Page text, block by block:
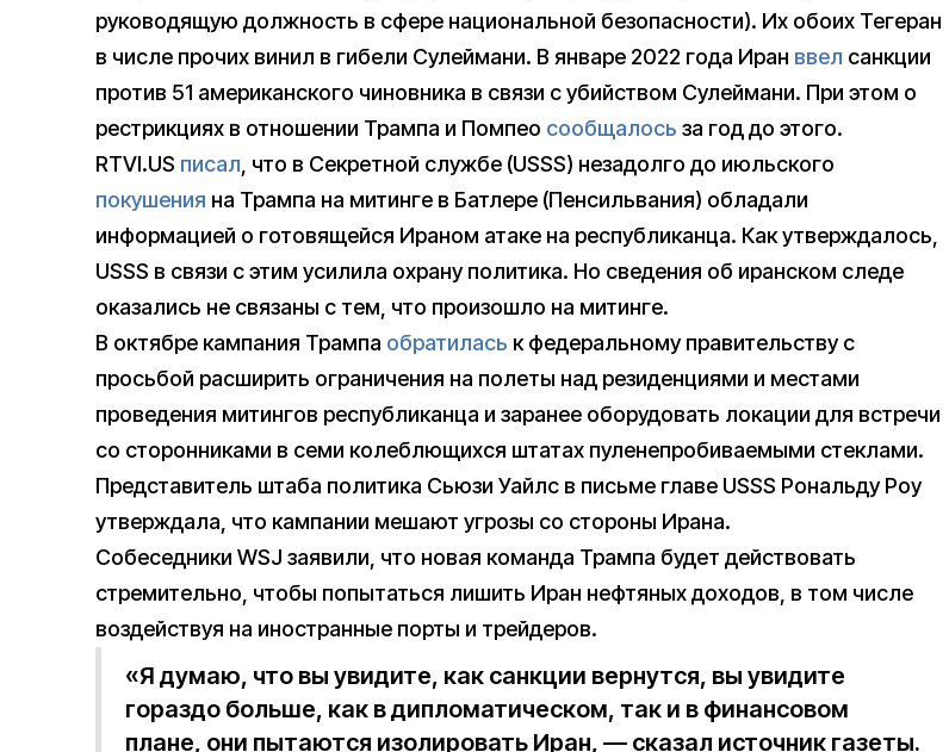
руководящую должность в сфере национальной безопасности). Их обоих Тегеран
в числе прочих винил в гибели Сулеймани. В январе 2022 года Иран ввел санкции
против 51 американского чиновника в связи с убийством Сулеймани. При этом о
рестрикциях в отношении Трампа и Помпео сообщалось за год до этого.
RTVI.US писал, что в Секретной службе (USSS) незадолго до июльского
покушения на Трампа на митинге в Батлере (Пенсильвания) обладали
информацией о готовящейся Ираном атаке на республиканца. Как утверждалось,
USSS в связи с этим усилила охрану политика. Но сведения об иранском следе
оказались не связаны с тем, что произошло на митинге.
В октябре кампания Трампа обратилась к федеральному правительству с
просьбой расширить ограничения на полеты над резиденциями и местами
проведения митингов республиканца и заранее оборудовать локации для встречи
со сторонниками в семи колеблющихся штатах пуленепробиваемыми стеклами.
Представитель штаба политика Сьюзи Уайлс в письме главе USSS Рональду Роу
утверждала, что кампании мешают угрозы со стороны Ирана.
Собеседники WSJ заявили, что новая команда Трампа будет действовать
стремительно, чтобы попытаться лишить Иран нефтяных доходов, в том числе
воздействуя на иностранные порты и трейдеров.
«Я думаю, что вы увидите, как санкции вернутся, вы увидите
гораздо больше, как в дипломатическом, так и в финансовом
плане, они пытаются изолировать Иран, — сказал источник газеты.